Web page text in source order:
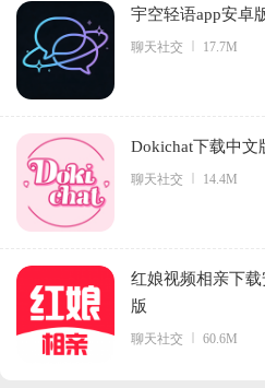
宇空轻语app安卓
聊天社交 17.7M
Dokichat下载中文
聊天社交 14.4M
红娘视频相亲下
版
聊天社交 60.6M